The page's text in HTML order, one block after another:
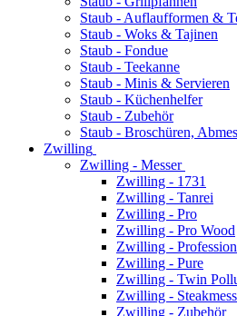
Staub - Auflaufformen &
Staub - Woks & Tajinen
Staub - Fondue
Staub - Teekanne
Staub - Minis & Servieren
Staub - Küchenhelfer
Staub - Zubehör
Staub - Broschüren,
Zwilling
Zwilling - Messer
Zwilling - 1731
Zwilling - Tanrei
Zwilling - Pro
Zwilling - Pro Wood
Zwilling -
Zwilling - Pure
Zwilling - Twin
Zwilling -
Zwilling - Zubehör